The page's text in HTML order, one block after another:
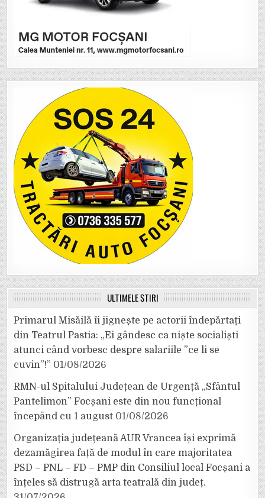
ULTIMELE ȘTIRI
Primarul Misăilă îi jignește pe actorii îndepărtați
din Teatrul Pastia: „Ei gândesc ca niște socialiști
atunci când vorbesc despre salariile ”ce li se
cuvin”!” 01/08/2026
RMN-ul Spitalului Județean de Urgență „Sfântul
Pantelimon” Focșani este din nou funcțional
începând cu 1 august 01/08/2026
Organizația județeană AUR Vrancea își exprimă
dezamăgirea față de modul în care majoritatea
PSD – PNL – FD – PMP din Consiliul local Focșani a
înțeles să distrugă arta teatrală din județ.